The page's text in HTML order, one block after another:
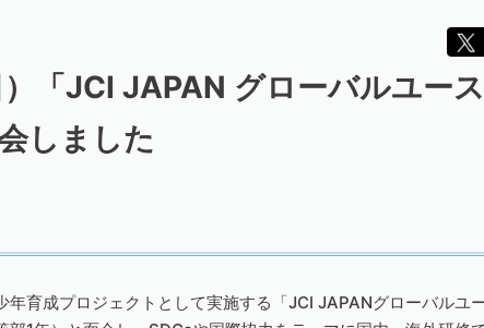
「JCI JAPAN グローバルユー
しました
年育成プロジェクトとして実施する「JCI JAPANグローバルユ